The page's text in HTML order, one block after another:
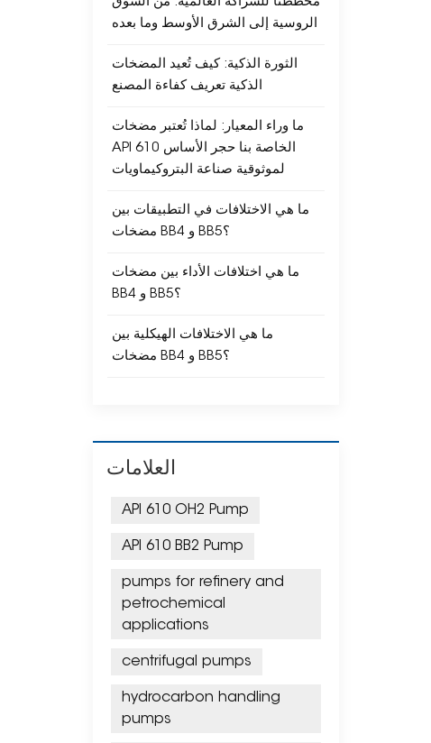
الروسية إلى الشرق الأوسط وما بعده
الثورة الذكية: كيف تُعيد المضخات
الذكية تعريف كفاءة المصنع
ما وراء المعيار: لماذا تُعتبر مضخات
API 610 الخاصة بنا حجر الأساس
لموثوقية صناعة البتروكيماويات
ما هي الاختلافات في التطبيقات بين
مضخات BB4 و BB5؟
ما هي اختلافات الأداء بين مضخات
BB4 و BB5؟
ما هي الاختلافات الهيكلية بين
مضخات BB4 و BB5؟
العلامات
API 610 OH2 Pump
API 610 BB2 Pump
pumps for refinery and
petrochemical
applications
centrifugal pumps
hydrocarbon handling
pumps